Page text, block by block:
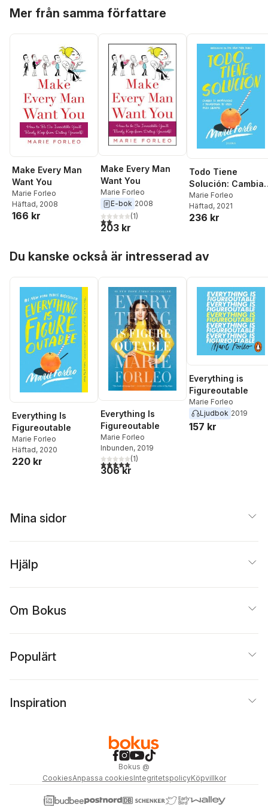
Mer från samma författare
Make Every Man
Want You
Marie Forleo
Häftad, 2008
166 kr
Make Every Man
Want You
Marie Forleo
E-bok 2008
2,0utav 5 stjärnor. Totalt antal röster:
(1)
203 kr
Todo Tiene
Solución: Cambia
Tu Mentalidad Y
Transforma Tu
Vida Para Siempre
Marie Forleo
Häftad, 2021
236 kr
Du kanske också är intresserad av
Everything Is
Figureoutable
Marie Forleo
Häftad, 2020
220 kr
Everything Is
Figureoutable
Marie Forleo
Inbunden, 2019
5,0utav 5 stjärnor. Totalt antal röster:
(1)
306 kr
Everything is
Figureoutable
Marie Forleo
Ljudbok 2019
157 kr
Mina sidor
Hjälp
Om Bokus
Populärt
Inspiration
Bokus @
CookiesAnpassa cookiesIntegritetspolicyKöpvillkor